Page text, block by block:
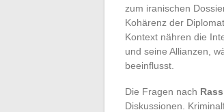
zum iranischen
Kohärenz der
Kontext nähren die
und seine Allianzen,
beeinflusst.
Die Fragen nach
Diskussionen.